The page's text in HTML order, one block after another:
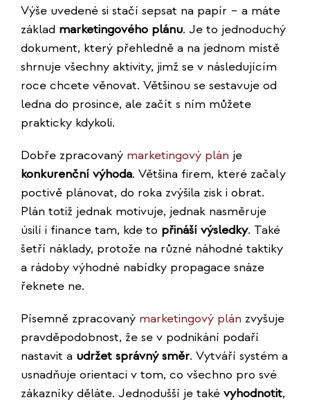
Výše uvedené si stačí sepsat na papír – a máte
základ marketingového plánu. Je to jednoduchý
dokument, který přehledně a na jednom místě
shrnuje všechny aktivity, jimž se v následujícím
roce chcete věnovat. Většinou se sestavuje od
ledna do prosince, ale začít s ním můžete
prakticky kdykoli.
Dobře zpracovaný marketingový plán je
konkurenční výhoda. Většina firem, které začaly
poctivě plánovat, do roka zvýšila zisk i obrat.
Plán totiž jednak motivuje, jednak nasměruje
úsilí i finance tam, kde to přináší výsledky. Také
šetří náklady, protože na různé náhodné taktiky
a rádoby výhodné nabídky propagace snáze
řeknete ne.
Písemně zpracovaný marketingový plán zvyšuje
pravděpodobnost, že se v podnikání podaří
nastavit a udržet správný směr. Vytváří systém a
usnadňuje orientaci v tom, co všechno pro své
zákazníky děláte. Jednodušší je také vyhodnotit,